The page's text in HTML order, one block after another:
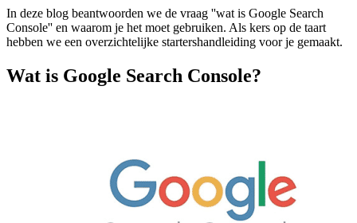
In deze blog beantwoorden we de vraag ''wat is Google Search
Console'' en waarom je het moet gebruiken. Als kers op de taart
hebben we een overzichtelijke startershandleiding voor je gemaakt.
Wat is Google Search Console?